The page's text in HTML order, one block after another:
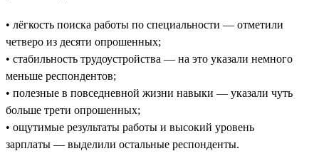
• лёгкость поиска работы по специальности — отметили
четверо из десяти опрошенных;
• стабильность трудоустройства — на это указали немного
меньше респондентов;
• полезные в повседневной жизни навыки — указали чуть
больше трети опрошенных;
• ощутимые результаты работы и высокий уровень
зарплаты — выделили остальные респонденты.